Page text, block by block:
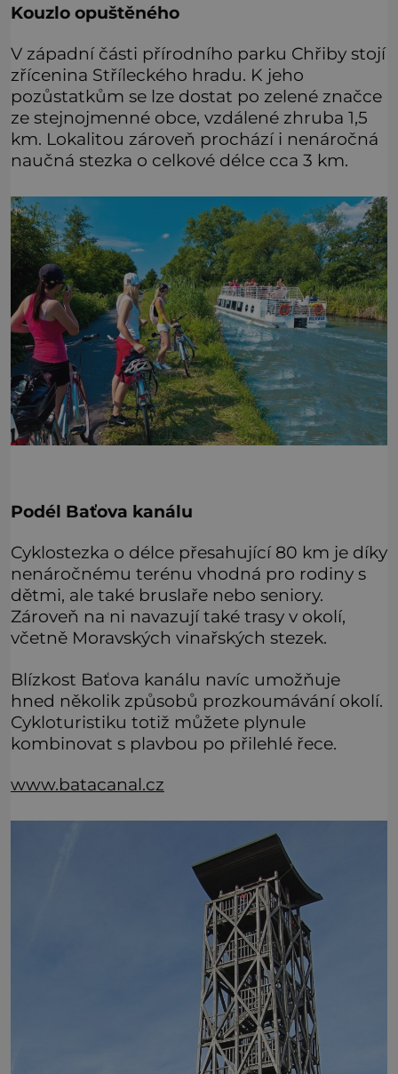
Kouzlo opuštěného
V západní části přírodního parku Chřiby stojí
zřícenina Stříleckého hradu. K jeho
pozůstatkům se lze dostat po zelené značce
ze stejnojmenné obce, vzdálené zhruba 1,5
km. Lokalitou zároveň prochází i nenáročná
naučná stezka o celkové délce cca 3 km.
Podél Baťova kanálu
Cyklostezka o délce přesahující 80 km je díky
nenáročnému terénu vhodná pro rodiny s
dětmi, ale také bruslaře nebo seniory.
Zároveň na ni navazují také trasy v okolí,
včetně Moravských vinařských stezek.
Blízkost Baťova kanálu navíc umožňuje
hned několik způsobů prozkoumávání okolí.
Cykloturistiku totiž můžete plynule
kombinovat s plavbou po přilehlé řece.
www.batacanal.cz